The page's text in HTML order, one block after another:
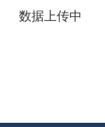
数据上传中